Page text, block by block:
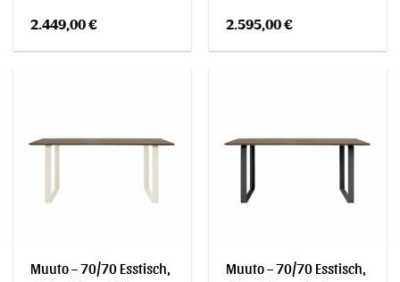
2.449,00€
2.595,00€
Muuto – 70/70 Esstisch,
Muuto – 70/70 Esstisch,